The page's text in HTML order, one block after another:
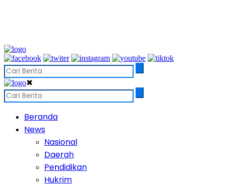
✖
Beranda
News
Nasional
Daerah
Pendidikan
Hukrim